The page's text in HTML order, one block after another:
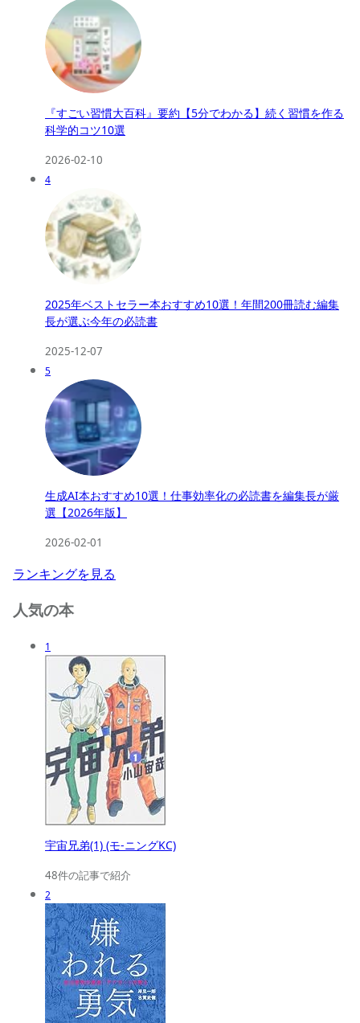
『すごい習慣大百科』要約【5分でわかる】続く習慣を作る
科学的コツ10選
2026-02-10
4
2025年ベストセラー本おすすめ10選！年間200冊読む編集
長が選ぶ今年の必読書
2025-12-07
5
生成AI本おすすめ10選！仕事効率化の必読書を編集長が厳
選【2026年版】
2026-02-01
ランキングを見る
人気の本
1
宇宙兄弟(1) (モ-ニングKC)
48件の記事で紹介
2